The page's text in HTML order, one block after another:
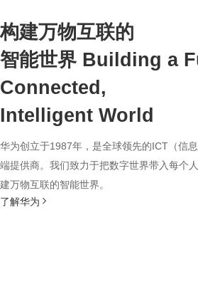
构建万物互联的
智能世界 Building a
Connected,
Intelligent World
华为创立于1987年，是全球领先的ICT（信
端提供商。我们致力于把数字世界带入每个
建万物互联的智能世界。
了解华为